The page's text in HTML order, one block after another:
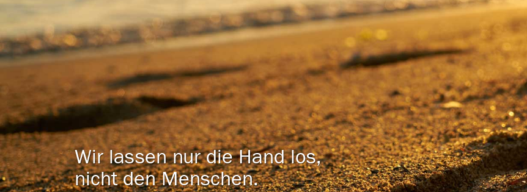
Wir lassen nur die Hand los,
nicht den Menschen.